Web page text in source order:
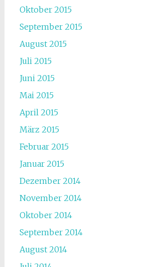
Oktober 2015
September 2015
August 2015
Juli 2015
Juni 2015
Mai 2015
April 2015
März 2015
Februar 2015
Januar 2015
Dezember 2014
November 2014
Oktober 2014
September 2014
August 2014